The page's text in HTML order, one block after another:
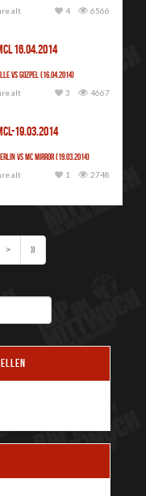
alt
6566
4
vs Gozpel (16.04.2014)
alt
4667
3
vs MC Mirror (19.03.2014)
alt
2748
1
> »